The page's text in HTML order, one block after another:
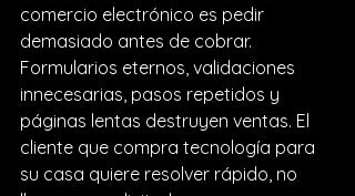
comercio electrónico es pedir
demasiado antes de cobrar.
Formularios eternos, validaciones
innecesarias, pasos repetidos y
páginas lentas destruyen ventas. El
cliente que compra tecnología para
su casa quiere resolver rápido, no